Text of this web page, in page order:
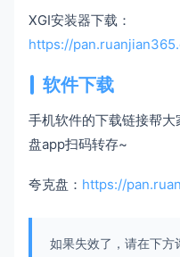
XGI安装器下载：
https://
软件下载
手机软件的下载链接帮
盘app扫码转存~
夸克盘： https://
如果失效了，请在下方